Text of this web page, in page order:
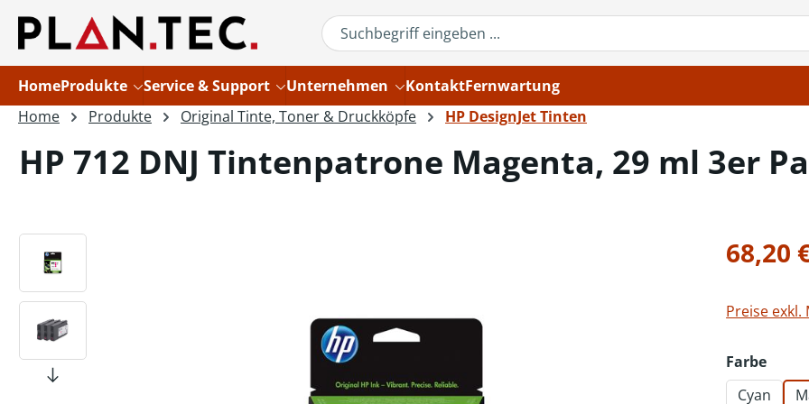
Hauptinhalt springen
Zur Suche springen
HomeProdukte Service & Support Unternehmen KontaktFernwartung
Home
Produkte Original Tinte, Toner & Druckköpfe HP DesignJet Tinten
HP 712 DNJ Tintenpatrone Magenta, 29 ml 3er
Regulärer
68,20
Preise exkl.
Farbe
Cyan